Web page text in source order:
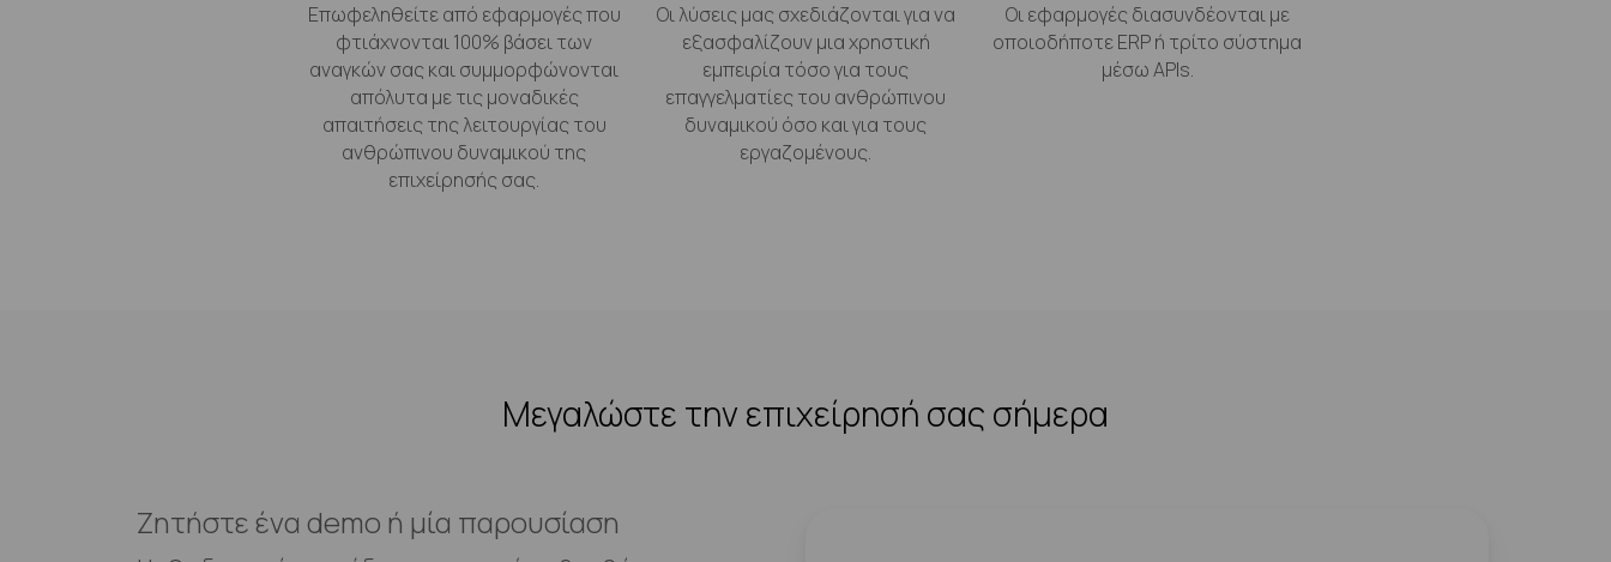
Επωφεληθείτε από εφαρμογές που
φτιάχνονται 100% βάσει των
αναγκών σας και συμμορφώνονται
απόλυτα με τις μοναδικές
απαιτήσεις της λειτουργίας του
ανθρώπινου δυναμικού της
επιχείρησής σας.
Οι λύσεις μας σχεδιάζονται για να
εξασφαλίζουν μια χρηστική
εμπειρία τόσο για τους
επαγγελματίες του ανθρώπινου
δυναμικού όσο και για τους
εργαζομένους.
Οι εφαρμογές διασυνδέονται με
οποιοδήποτε ERP ή τρίτο σύστημα
μέσω APIs.
Μεγαλώστε την επιχείρησή σας σήμερα
Ζητήστε ένα demo ή μία παρουσίαση